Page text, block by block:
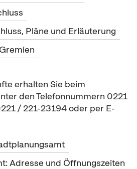
Pläne und Erläuterung
erhalten Sie beim
den Telefonnummern 0221
/ 221-23194 oder per E-
Adresse und Öffnungszeiten